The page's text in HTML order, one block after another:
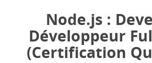
Node.js :
Développeur
(Certification